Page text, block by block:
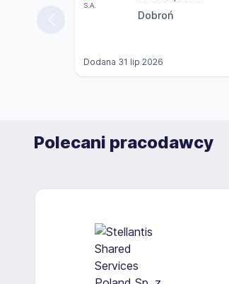
Dobroń
Dodana 31 lip 2026
Polecani pracodawcy